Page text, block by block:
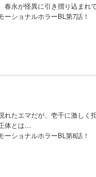
春永が怪異に引き摺り込まれ
ショナルホラーBL第7話！
たエマだが、壱千に激しく
体とは…
ショナルホラーBL第8話！